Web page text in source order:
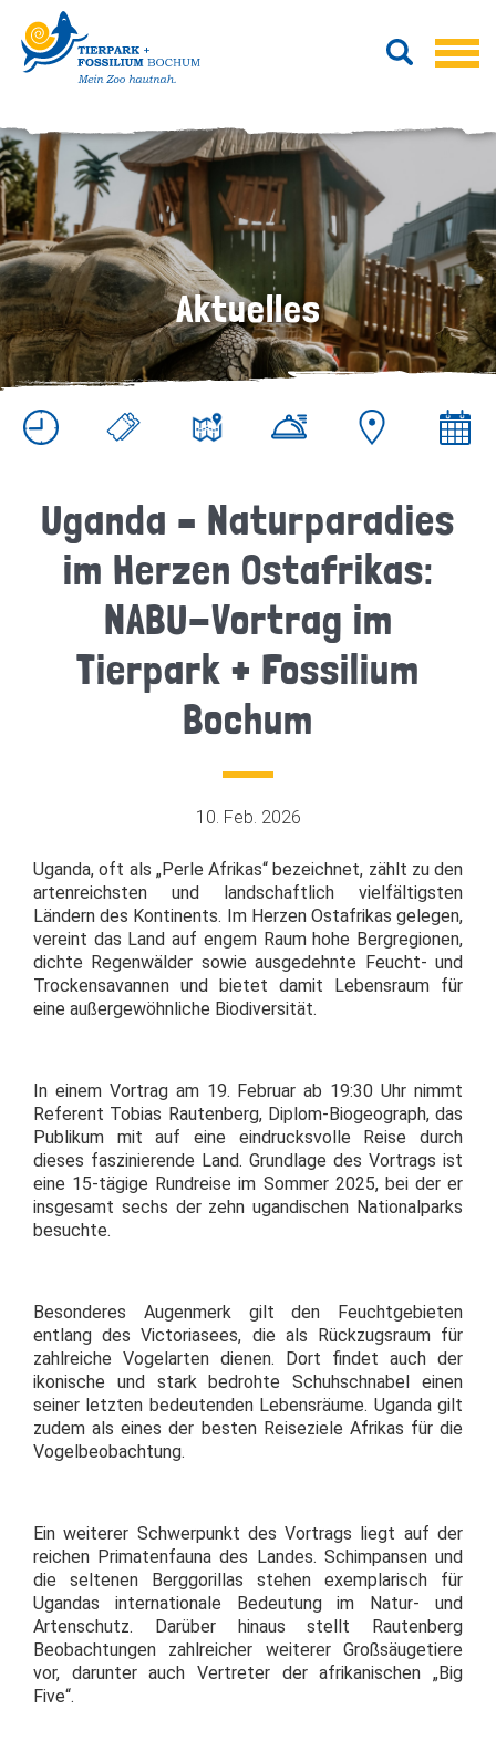
Aktuelles
Uganda – Naturparadies
im Herzen Ostafrikas:
NABU-Vortrag im
Tierpark + Fossilium
Bochum
10. Feb. 2026
Uganda, oft als „Perle Afrikas“ bezeichnet, zählt zu den
artenreichsten und landschaftlich vielfältigsten
Ländern des Kontinents. Im Herzen Ostafrikas gelegen,
vereint das Land auf engem Raum hohe Bergregionen,
dichte Regenwälder sowie ausgedehnte Feucht- und
Trockensavannen und bietet damit Lebensraum für
eine außergewöhnliche Biodiversität.
In einem Vortrag am 19. Februar ab 19:30 Uhr nimmt
Referent Tobias Rautenberg, Diplom-Biogeograph, das
Publikum mit auf eine eindrucksvolle Reise durch
dieses faszinierende Land. Grundlage des Vortrags ist
eine 15-tägige Rundreise im Sommer 2025, bei der er
insgesamt sechs der zehn ugandischen Nationalparks
besuchte.
Besonderes Augenmerk gilt den Feuchtgebieten
entlang des Victoriasees, die als Rückzugsraum für
zahlreiche Vogelarten dienen. Dort findet auch der
ikonische und stark bedrohte Schuhschnabel einen
seiner letzten bedeutenden Lebensräume. Uganda gilt
zudem als eines der besten Reiseziele Afrikas für die
Vogelbeobachtung.
Ein weiterer Schwerpunkt des Vortrags liegt auf der
reichen Primatenfauna des Landes. Schimpansen und
die seltenen Berggorillas stehen exemplarisch für
Ugandas internationale Bedeutung im Natur- und
Artenschutz. Darüber hinaus stellt Rautenberg
Beobachtungen zahlreicher weiterer Großsäugetiere
vor, darunter auch Vertreter der afrikanischen „Big
Five“.